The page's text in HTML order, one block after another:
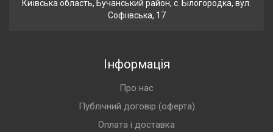
Київська область, Бучанський район, с. Білогородка, вул.
Софіївська, 17
Інформація
Про нас
Публічний договір (оферта)
Оплата і доставка